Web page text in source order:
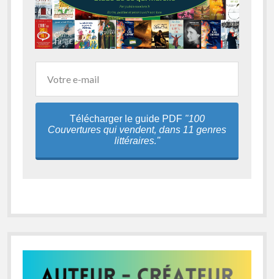
Télécharger le guide PDF "100
Couvertures qui vendent, dans 11 genres
littéraires."